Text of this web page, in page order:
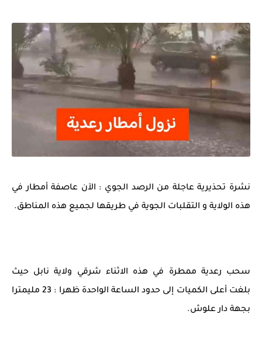
نشرة تحذيرية عاجلة من الرصد الجوي : الآن عاصفة أمطار في
هذه الولاية و التقلبات الجوية في طريقها لجميع هذه المناطق.
سحب رعدية ممطرة في هذه الاثناء شرقي ولاية نابل حيث
بلغت أعلى الكميات إلى حدود الساعة الواحدة ظهرا : 23 مليمترا
بجهة دار علوش.